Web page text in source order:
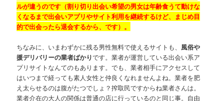
ルが違うのです（割り切り出会い希望の男女は年齢食うて動けな
くなるまで出会いアプリやサイト利用を継続するけど、まじめ目
的で出会ったら退会するから、です）。
ちなみに、いまわずかに残る男性無料で使えるサイトも、 風俗や
援デリバリーの業者ばかりです。業者が運営している出会い系ア
プリサイトなんてのもあります。でも、業者相手にアクセスして
はいつまで経っても素人女性と仲良くなれませんよね。業者を肥
え太らせるのは腹がたつでしょ？搾取民ですからね業者さんは。
業者介在の大人の関係は普通の店に行っているのと同じ事。自由